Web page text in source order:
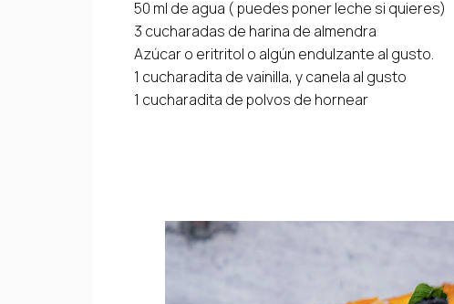
50 ml de agua ( puedes poner leche si quieres)
3 cucharadas de harina de almendra
Azúcar o eritritol o algún endulzante al gusto.
1 cucharadita de vainilla, y canela al gusto
1 cucharadita de polvos de hornear